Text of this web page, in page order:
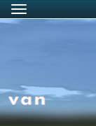
Menu